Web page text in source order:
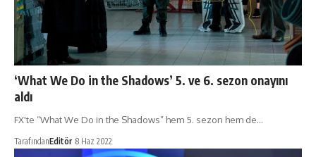
‘What We Do in the Shadows’ 5. ve 6. sezon onayını
aldı
FX'te “What We Do in the Shadows” hem 5. sezon hem de…
TarafındanEditör 8 Haz 2022